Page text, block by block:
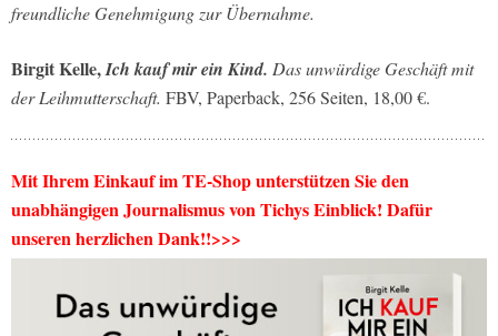
freundliche Genehmigung zur Übernahme.
Birgit Kelle,Ich kauf mir ein Kind. Das unwürdige Geschäft mit
der Leihmutterschaft. FBV, Paperback, 256 Seiten, 18,00 €.
Mit Ihrem Einkauf im TE-Shop unterstützen Sie den
unabhängigen Journalismus von Tichys Einblick! Dafür
unseren herzlichen Dank!!>>>